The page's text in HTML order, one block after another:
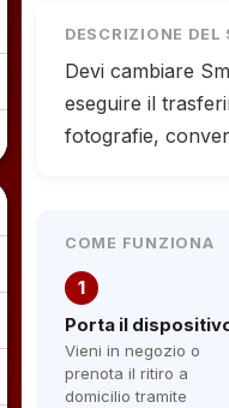
DESCRIZIONE DEL
Devi cambiare
eseguire il
fotografie,
COME FUNZIONA
1
Porta il
Vieni in negozio o
prenota il ritiro a
domicilio tramite